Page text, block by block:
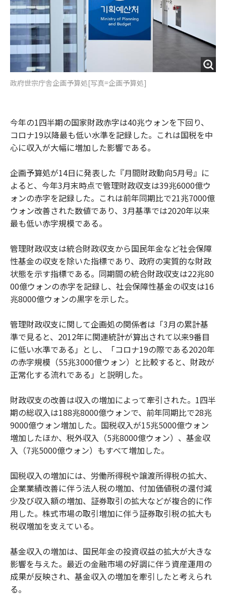
政府世宗庁舎企画予算処[写真=企画予算処]
今年の1四半期の国家財政赤字は40兆ウォンを下回り、
コロナ19以降最も低い水準を記録した。これは国税を中
心に収入が大幅に増加した影響である。
企画予算処が14日に発表した『月間財政動向5月号』に
よると、今年3月末時点で管理財政収支は39兆6000億ウ
ォンの赤字を記録した。これは前年同期比で21兆7000億
ウォン改善された数値であり、3月基準では2020年以来
最も低い赤字規模である。
管理財政収支は統合財政収支から国民年金など社会保障
性基金の収支を除いた指標であり、政府の実質的な財政
状態を示す指標である。同期間の統合財政収支は22兆80
00億ウォンの赤字を記録し、社会保障性基金の収支は16
兆8000億ウォンの黒字を示した。
管理財政収支に関して企画処の関係者は「3月の累計基
準で見ると、2012年に関連統計が算出されて以来9番目
に低い水準である」とし、「コロナ19の際である2020年
の赤字規模（55兆3000億ウォン）と比較すると、財政が
正常化する流れである」と説明した。
財政収支の改善は収入の増加によって牽引された。1四半
期の総収入は188兆8000億ウォンで、前年同期比で28兆
9000億ウォン増加した。国税収入が15兆5000億ウォン
増加したほか、税外収入（5兆8000億ウォン）、基金収
入（7兆5000億ウォン）もすべて増加した。
国税収入の増加には、労働所得税や譲渡所得税の拡大、
企業業績改善に伴う法人税の増加、付加価値税の還付減
少及び収入額の増加、証券取引の拡大などが複合的に作
用した。株式市場の取引増加に伴う証券取引税の拡大も
税収増加を支えている。
基金収入の増加は、国民年金の投資収益の拡大が大きな
影響を与えた。最近の金融市場の好調に伴う資産運用の
成果が反映され、基金収入の増加を牽引したと考えられ
る。